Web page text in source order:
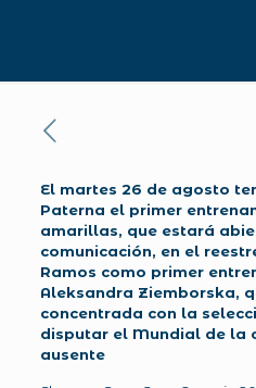
El martes 26 de agosto
Paterna el primer
amarillas, que estará
comunicación, en el
Ramos como primer
Aleksandra Ziemborska,
concentrada con la
disputar el Mundial de la
ausente